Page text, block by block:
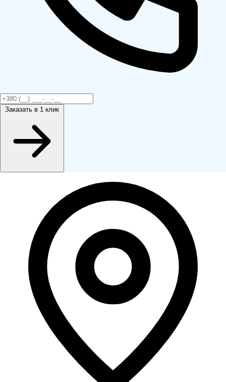
Заказать в 1 клик